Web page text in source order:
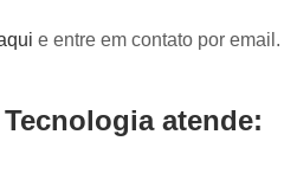
e entre em contato por email.
atende: